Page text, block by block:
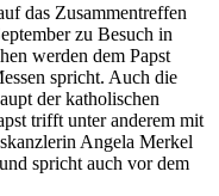
das Zusammentreffen
zu Besuch in
werden dem Papst
spricht. Auch die
der katholischen
trifft unter anderem mit
Angela Merkel
spricht auch vor dem